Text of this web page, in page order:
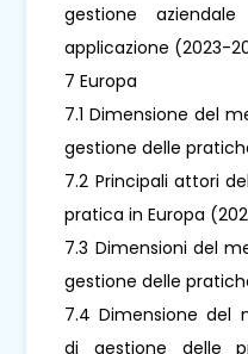
gestione
applicazione (2023-
7 Europa
7.1 Dimensione del
gestione delle
7.2 Principali attori
pratica in Europa
7.3 Dimensioni del
gestione delle
7.4 Dimensione del
di gestione delle